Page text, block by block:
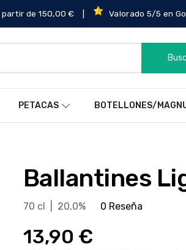
de 150,00 € Valorado 5/5 en
PETACAS BOTELLONES/
Ballantines
70 cl | 20,0% 0 Reseña
13,90 €